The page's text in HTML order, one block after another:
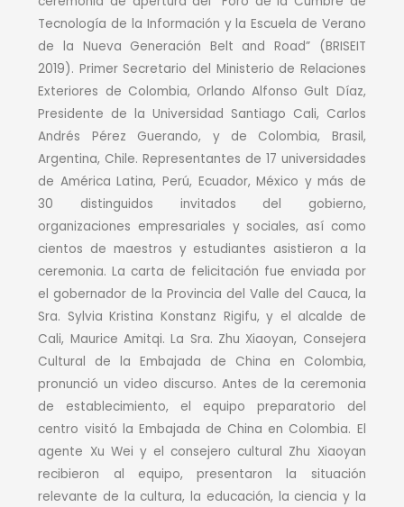
Tecnología de la Información y la Escuela de Verano
de la Nueva Generación Belt and Road” (BRISEIT
2019). Primer Secretario del Ministerio de Relaciones
Exteriores de Colombia, Orlando Alfonso Gult Díaz,
Presidente de la Universidad Santiago Cali, Carlos
Andrés Pérez Guerando, y de Colombia, Brasil,
Argentina, Chile. Representantes de 17 universidades
de América Latina, Perú, Ecuador, México y más de
30 distinguidos invitados del gobierno,
organizaciones empresariales y sociales, así como
cientos de maestros y estudiantes asistieron a la
ceremonia. La carta de felicitación fue enviada por
el gobernador de la Provincia del Valle del Cauca, la
Sra. Sylvia Kristina Konstanz Rigifu, y el alcalde de
Cali, Maurice Amitqi. La Sra. Zhu Xiaoyan, Consejera
Cultural de la Embajada de China en Colombia,
pronunció un video discurso. Antes de la ceremonia
de establecimiento, el equipo preparatorio del
centro visitó la Embajada de China en Colombia. El
agente Xu Wei y el consejero cultural Zhu Xiaoyan
recibieron al equipo, presentaron la situación
relevante de la cultura, la educación, la ciencia y la